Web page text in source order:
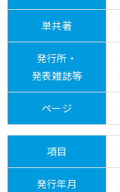
単共著
発行所・
発表雑誌等
ページ
項目
発行年月